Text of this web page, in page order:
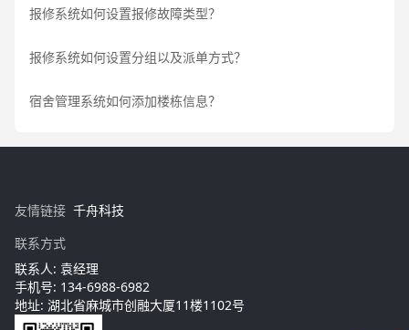
报修系统如何设置报修故障类型？
报修系统如何设置分组以及派单方式？
宿舍管理系统如何添加楼栋信息？
友情链接 千舟科技
联系方式
联系人: 袁经理
手机号: 134-6988-6982
地址: 湖北省麻城市创融大厦11楼1102号